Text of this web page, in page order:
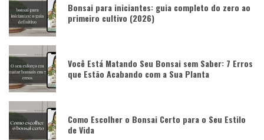
Bonsai para iniciantes: guia completo do zero ao
primeiro cultivo (2026)
Você Está Matando Seu Bonsai sem Saber: 7 Erros
que Estão Acabando com a Sua Planta
Como Escolher o Bonsai Certo para o Seu Estilo
de Vida